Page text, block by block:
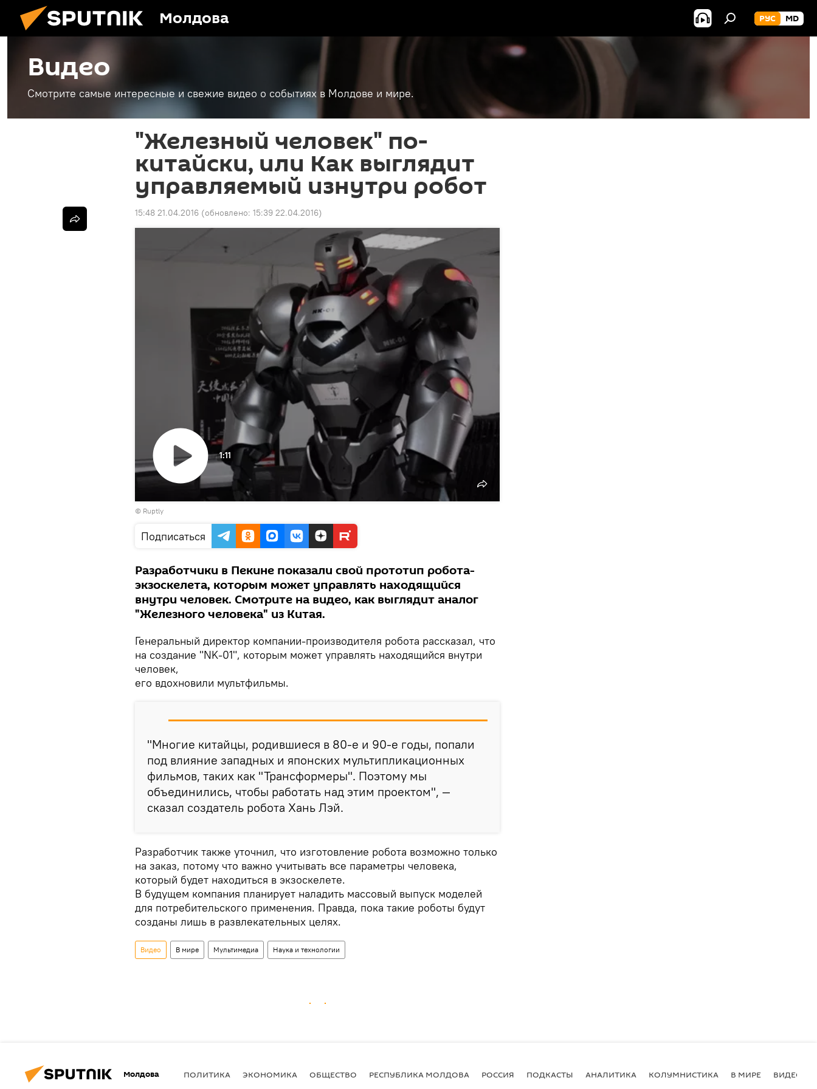
Молдова РУС MD
Видео
Смотрите самые интересные и свежие видео о событиях в Молдове и мире.
"Железный человек" по-
китайски, или Как выглядит
управляемый изнутри робот
15:48 21.04.2016 (обновлено: 15:39 22.04.2016)
Воспроизвести
1:11
© Ruptly
Подписаться
Разработчики в Пекине показали свой прототип робота-
экзоскелета, которым может управлять находящийся
внутри человек. Смотрите на видео, как выглядит аналог
"Железного человека" из Китая.
Генеральный директор компании-производителя робота рассказал, что
на создание "NK-01", которым может управлять находящийся внутри
человек,
его вдохновили мультфильмы.
"Многие китайцы, родившиеся в 80-е и 90-е годы, попали
под влияние западных и японских мультипликационных
фильмов, таких как "Трансформеры". Поэтому мы
объединились, чтобы работать над этим проектом", —
сказал создатель робота Хань Лэй.
Разработчик также уточнил, что изготовление робота возможно только
на заказ, потому что важно учитывать все параметры человека,
который будет находиться в экзоскелете.
В будущем компания планирует наладить массовый выпуск моделей
для потребительского применения. Правда, пока такие роботы будут
созданы лишь в развлекательных целях.
Видео В мире Мультимедиа Наука и технологии
Молдова ПОЛИТИКА ЭКОНОМИКА ОБЩЕСТВО РЕСПУБЛИКА МОЛДОВА РОССИЯ ПОДКАСТЫ АНАЛИТИКА КОЛУМНИСТИКА В МИРЕ ВИДЕО